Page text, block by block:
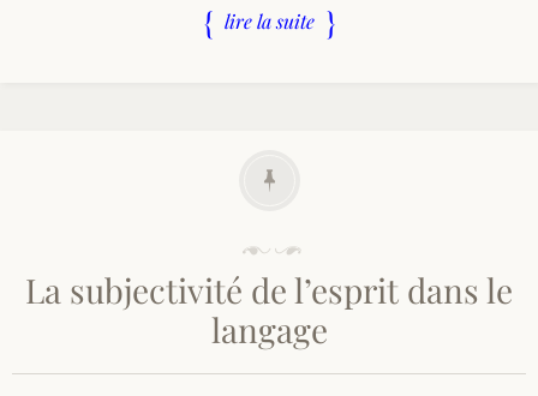
lire la suite
b
l
i
l
La subjectivité de l’esprit dans le
langage